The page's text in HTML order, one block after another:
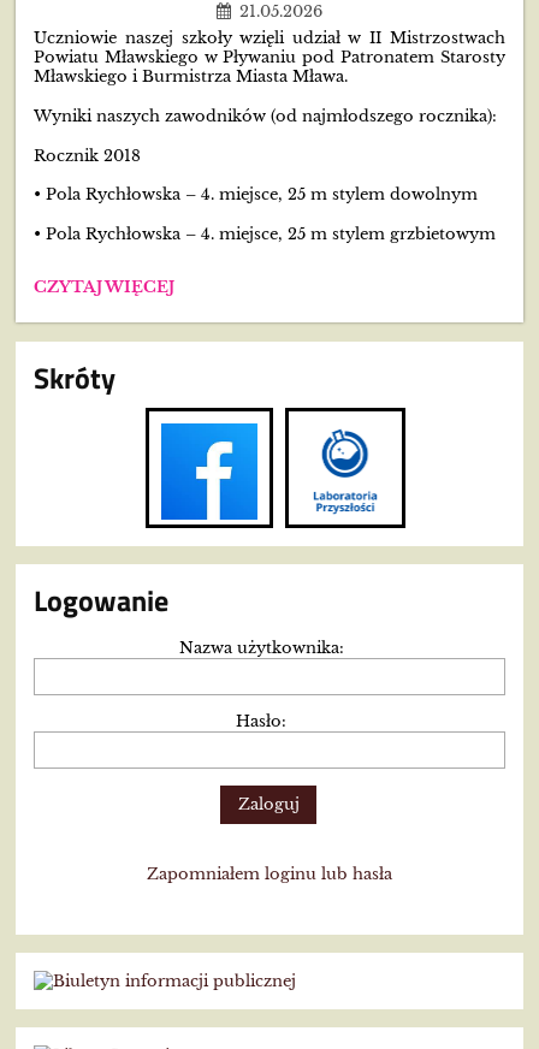
21.05.2026
Uczniowie naszej szkoły wzięli udział w II Mistrzostwach
Powiatu Mławskiego w Pływaniu pod Patronatem Starosty
Mławskiego i Burmistrza Miasta Mława.
Wyniki naszych zawodników (od najmłodszego rocznika):
Rocznik 2018
• Pola Rychłowska – 4. miejsce, 25 m stylem dowolnym
• Pola Rychłowska – 4. miejsce, 25 m stylem grzbietowym
SUKCESY
UCZNIÓW
NA
ZAWODACH
PŁYWACKICH!:
CZYTAJ WIĘCEJ
Skróty
Logowanie
Nazwa użytkownika:
Hasło:
Zapomniałem loginu lub hasła